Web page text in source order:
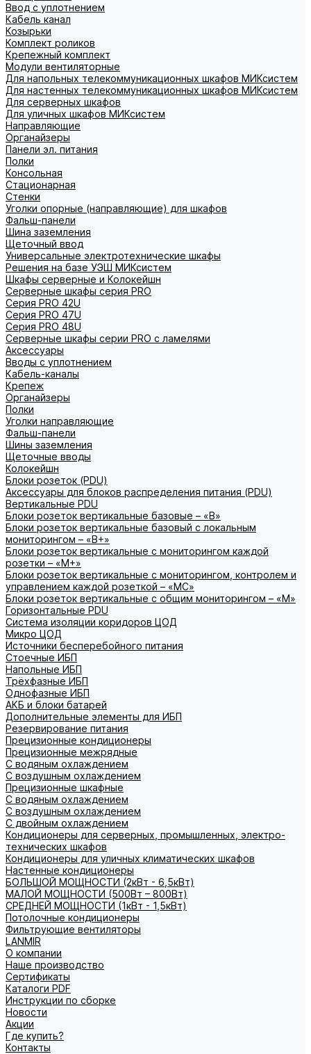
Ввод с уплотнением
Кабель канал
Козырьки
Комплект роликов
Крепежный комплект
Модули вентиляторные
Для напольных телекоммуникационных шкафов МИКсистем
Для настенных телекоммуникационных шкафов МИКсистем
Для серверных шкафов
Для уличных шкафов МИКсистем
Направляющие
Органайзеры
Панели эл. питания
Полки
Консольная
Стационарная
Стенки
Уголки опорные (направляющие) для шкафов
Фальш-панели
Шина заземления
Щеточный ввод
Универсальные электротехнические шкафы
Решения на базе УЭШ МИКсистем
Шкафы серверные и Колокейшн
Серверные шкафы серия PRO
Серия PRO 42U
Серия PRO 47U
Серия PRO 48U
Серверные шкафы серии PRO с ламелями
Аксессуары
Вводы с уплотнением
Кабель-каналы
Крепеж
Органайзеры
Полки
Уголки направляющие
Фальш-панели
Шины заземления
Щеточные вводы
Колокейшн
Блоки розеток (PDU)
Аксессуары для блоков распределения питания (PDU)
Вертикальные PDU
Блоки розеток вертикальные базовые – «В»
Блоки розеток вертикальные базовый с локальным
мониторингом – «В+»
Блоки розеток вертикальные с мониторингом каждой
розетки – «М+»
Блоки розеток вертикальные с мониторингом, контролем и
управлением каждой розеткой – «МС»
Блоки розеток вертикальные с общим мониторингом – «М»
Горизонтальные PDU
Система изоляции коридоров ЦОД
Микро ЦОД
Источники бесперебойного питания
Стоечные ИБП
Напольные ИБП
Трёхфазные ИБП
Однофазные ИБП
АКБ и блоки батарей
Дополнительные элементы для ИБП
Резервирование питания
Прецизионные кондиционеры
Прецизионные межрядные
С водяным охлаждением
С воздушным охлаждением
Прецизионные шкафные
С водяным охлаждением
С воздушным охлаждением
С двойным охлаждением
Кондиционеры для серверных, промышленных, электро-
технических шкафов
Кондиционеры для уличных климатических шкафов
Настенные кондиционеры
БОЛЬШОЙ МОЩНОСТИ (2кВт - 6,5кВт)
МАЛОЙ МОЩНОСТИ (500Вт – 800Вт)
СРЕДНЕЙ МОЩНОСТИ (1кВт - 1,5кВт)
Потолочные кондиционеры
Фильтрующие вентиляторы
LANMIR
О компании
Наше производство
Сертификаты
Каталоги PDF
Инструкции по сборке
Новости
Акции
Где купить?
Контакты